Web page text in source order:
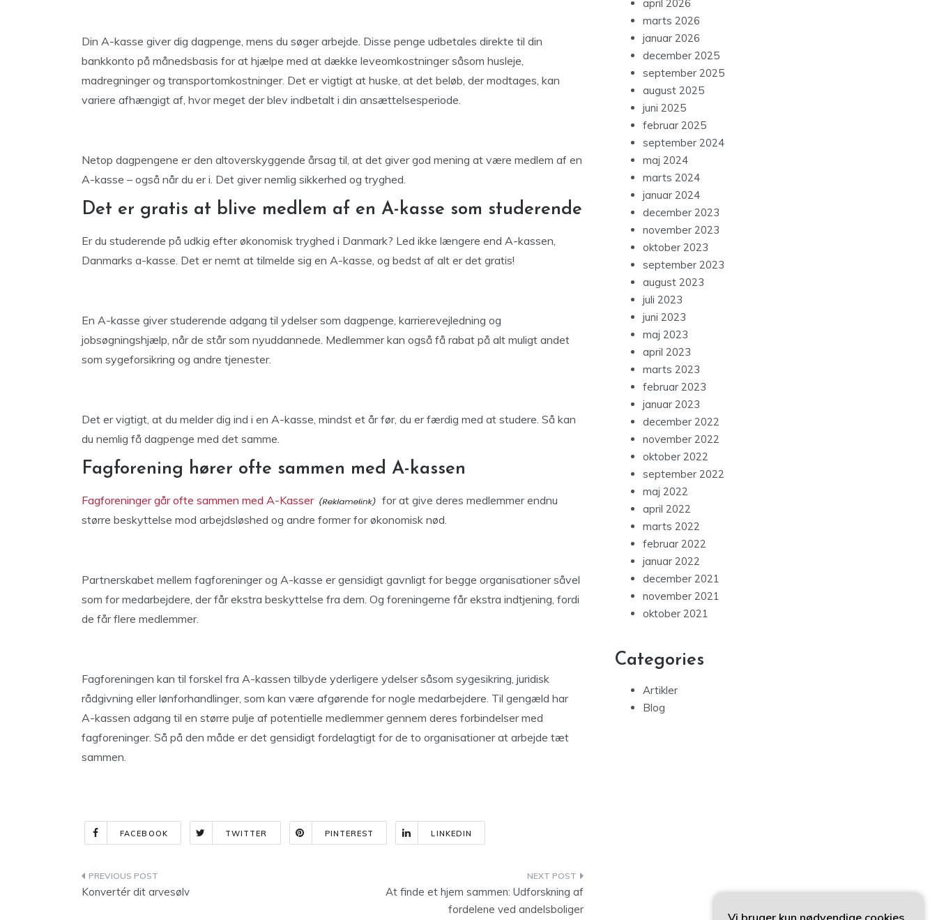
Din A-kasse giver dig dagpenge, mens du søger arbejde. Disse penge udbetales direkte til din
bankkonto på månedsbasis for at hjælpe med at dække leveomkostninger såsom husleje,
madregninger og transportomkostninger. Det er vigtigt at huske, at det beløb, der modtages, kan
variere afhængigt af, hvor meget der blev indbetalt i din ansættelsesperiode.
Netop dagpengene er den altoverskyggende årsag til, at det giver god mening at være medlem af en
A-kasse – også når du er i. Det giver nemlig sikkerhed og tryghed.
Det er gratis at blive medlem af en A-kasse som studerende
Er du studerende på udkig efter økonomisk tryghed i Danmark? Led ikke længere end A-kassen,
Danmarks a-kasse. Det er nemt at tilmelde sig en A-kasse, og bedst af alt er det gratis!
En A-kasse giver studerende adgang til ydelser som dagpenge, karrierevejledning og
jobsøgningshjælp, når de står som nyuddannede. Medlemmer kan også få rabat på alt muligt andet
som sygeforsikring og andre tjenester.
Det er vigtigt, at du melder dig ind i en A-kasse, mindst et år før, du er færdig med at studere. Så kan
du nemlig få dagpenge med det samme.
Fagforening hører ofte sammen med A-kassen
Fagforeninger går ofte sammen med A-Kasser
for at give deres medlemmer endnu
større beskyttelse mod arbejdsløshed og andre former for økonomisk nød.
Partnerskabet mellem fagforeninger og A-kasse er gensidigt gavnligt for begge organisationer såvel
som for medarbejdere, der får ekstra beskyttelse fra dem. Og foreningerne får ekstra indtjening, fordi
de får flere medlemmer.
Fagforeningen kan til forskel fra A-kassen tilbyde yderligere ydelser såsom sygesikring, juridisk
rådgivning eller lønforhandlinger, som kan være afgørende for nogle medarbejdere. Til gengæld har
A-kassen adgang til en større pulje af potentielle medlemmer gennem deres forbindelser med
fagforeninger. Så på den måde er det gensidigt fordelagtigt for de to organisationer at arbejde tæt
sammen.
FACEBOOK TWITTER PINTEREST LINKEDIN
Indlægsnavigation
Konvertér dit arvesølv
At finde et hjem sammen: Udforskning af
fordelene ved andelsboliger
april 2026
marts 2026
januar 2026
december 2025
september 2025
august 2025
juni 2025
februar 2025
september 2024
maj 2024
marts 2024
januar 2024
december 2023
november 2023
oktober 2023
september 2023
august 2023
juli 2023
juni 2023
maj 2023
april 2023
marts 2023
februar 2023
januar 2023
december 2022
november 2022
oktober 2022
september 2022
maj 2022
april 2022
marts 2022
februar 2022
januar 2022
december 2021
november 2021
oktober 2021
Categories
Artikler
Blog
Vi bruger kun nødvendige cookies